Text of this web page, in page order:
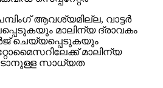
പമ്പിംഗ് ആവശ്യമില്ല, വാട്ടർ
മാലിന്യ ദ്രാവകം
ചെയ്യപ്പെടുകയും
മാലിന്യ
സാധ്യത